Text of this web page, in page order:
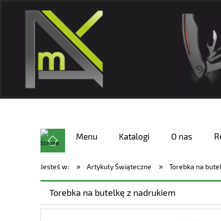
Menu Katalogi O nas
Jesteś w: » Artykuły Świąteczne » Torebka na
Torebka na butelkę z nadrukiem